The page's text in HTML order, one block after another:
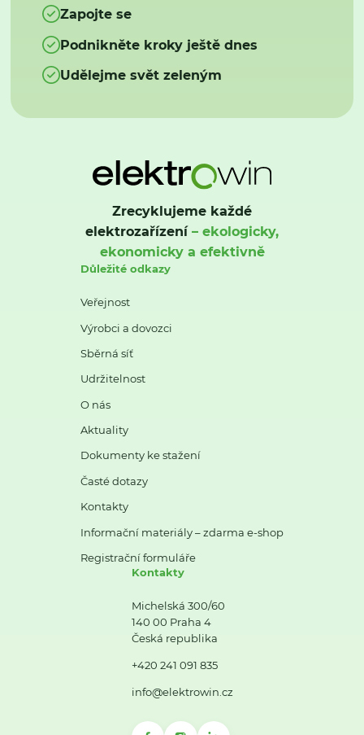
Zapojte se
Podnikněte kroky ještě dnes
Udělejme svět zeleným
Zrecyklujeme každé
elektrozařízení– ekologicky,
ekonomicky a efektivně
Důležité odkazy
Veřejnost
Výrobci a dovozci
Sběrná síť
Udržitelnost
O nás
Aktuality
Dokumenty ke stažení
Časté dotazy
Kontakty
Informační materiály – zdarma e-shop
Registrační formuláře
Kontakty
Michelská 300/60
140 00 Praha 4
Česká republika
+420 241 091 835
info@elektrowin.cz